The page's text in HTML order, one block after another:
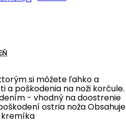
si môžete ľahko a
a poškodenia na noži korčule.
- vhodný na doostrenie
ostria noža Obsahuje
kremíka